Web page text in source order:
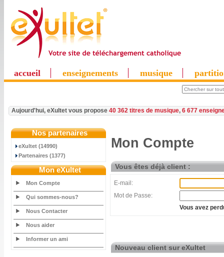
accueil enseignements musique
Aujourd'hui, eXultet vous propose 40 362 titres de musique, 6 677
Nos partenaires
eXultet (14990)
Partenaires (1377)
Mon eXultet
Mon Compte
Qui sommes-nous?
Nous Contacter
Nous aider
Informer un ami
Mon Compte
Vous êtes déjà client :
E-mail:
Mot de Passe:
Vous avez
Nouveau client sur eXultet